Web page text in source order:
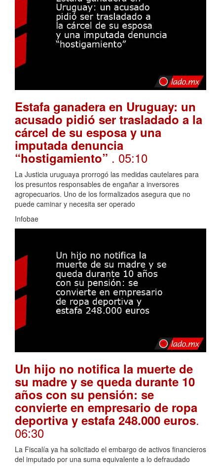
Estafa ganadera en Uruguay: un
acusado pidió ser trasladado a la
cárcel de su esposa y una
imputada denuncia
“hostigamiento” . 05:10
La Justicia uruguaya prorrogó las medidas cautelares para
los presuntos responsables de engañar a inversores
agropecuarios. Uno de los formalizados asegura que no
puede caminar y necesita ser operado
Infobae
Un hijo no notifica la muerte de
su madre y se queda durante 10
años con su pensión: se
convierte en empresario de ropa
deportiva y estafa 248.000 euros.
06:30
La Fiscalía ya ha solicitado el embargo de activos financieros
del imputado por una suma equivalente a lo defraudado